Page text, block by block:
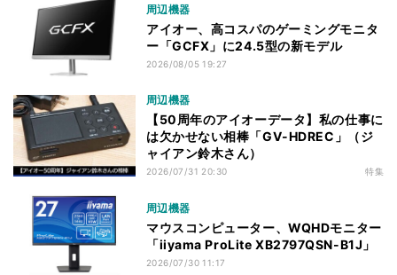
周辺機器
アイオー、高コスパのゲーミングモニタ
ー「GCFX」に24.5型の新モデル
2026/08/05 19:27
周辺機器
【50周年のアイオーデータ】私の仕事に
は欠かせない相棒「GV-HDREC」（ジ
ャイアン鈴木さん）
2026/07/31 20:30 特集
周辺機器
マウスコンピューター、WQHDモニター
「iiyama ProLite XB2797QSN-B1J」
2026/07/30 11:17